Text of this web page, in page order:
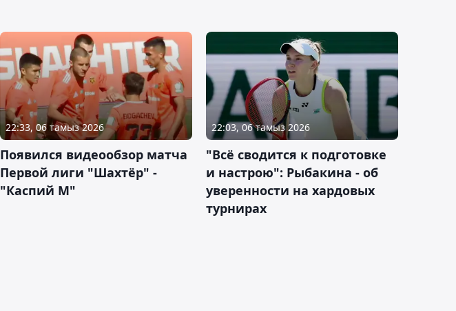
22:33, 06 тамыз 2026
Появился видеообзор матча
Первой лиги "Шахтёр" -
"Каспий М"
22:03, 06 тамыз 2026
"Всё сводится к подготовке
и настрою": Рыбакина - об
уверенности на хардовых
турнирах